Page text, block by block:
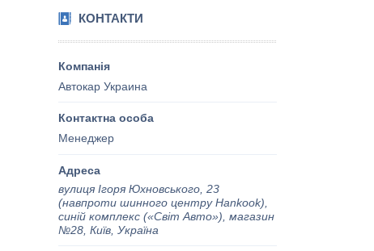
КОНТАКТИ
Автокар Украина
Менеджер
вулиця Ігоря Юхновського, 23
(навпроти шинного центру Hankook),
синій комплекс («Світ Авто»), магазин
№28, Київ, Україна